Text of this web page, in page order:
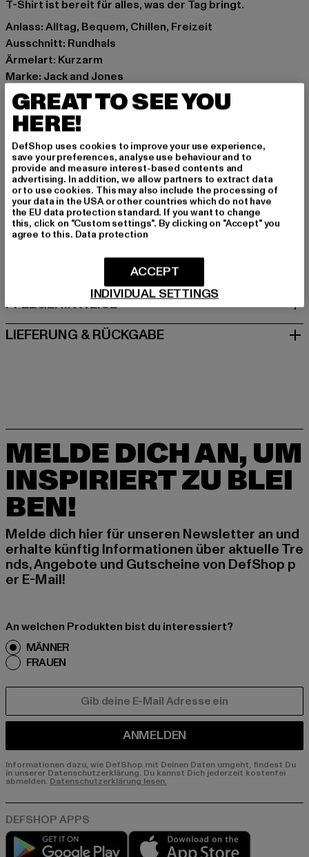
T-Shirt ist bereit für alles, was der Tag bringt.
Anlass: Alltag, Bequem, Chillen, Freizeit
Ausschnitt: Rundhals
Ärmelart: Kurzarm
Marke: Jack and Jones
Kat.: T-Shirts
Farbe: weiß
Hersteller Farbe: white
Materialzusammensetzung: 100% Baumwolle
Art.Nr: 12214069-00220
Hersteller: Bestseller Textilhandels GmbH |
info@bestseller.com
Schöneberger Straße 15 | 10963 Berlin | DE
GRÖSSE & PASSFORM
PFLEGEHINWEISE
LIEFERUNG & RÜCKGABE
MELDE DICH AN, UM
INSPIRIERT ZU BLEI
BEN!
Melde dich hier für unseren Newsletter an und
erhalte künftig Informationen über aktuelle Tre
nds, Angebote und Gutscheine von DefShop p
er E-Mail!
An welchen Produkten bist du interessiert?
MÄNNER
FRAUEN
ANMELDEN
Informationen dazu, wie DefShop mit Deinen Daten umgeht, findest Du
in unserer Datenschutzerklärung. Du kannst Dich jederzeit kostenfei
abmelden. Datenschutzerklärung lesen.
Play market
GREAT TO SEE YOU
HERE!
DefShop uses cookies to improve your use experience,
save your preferences, analyse use behaviour and to
provide and measure interest-based contents and
advertising. In addition, we allow partners to extract data
or to use cookies. This may also include the processing of
your data in the USA or other countries which do not have
the EU data protection standard. If you want to change
this, click on "Custom settings". By clicking on "Accept" you
agree to this. Data protection
INDIVIDUAL SETTINGS
ACCEPT